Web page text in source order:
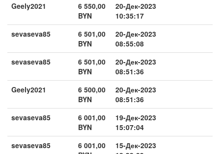
Geely2021
6 550,00
BYN
20-Дек-2023
10:35:17
sevaseva85
6 501,00
BYN
20-Дек-2023
08:55:08
sevaseva85
6 501,00
BYN
20-Дек-2023
08:51:36
Geely2021
6 500,00
BYN
20-Дек-2023
08:51:36
sevaseva85
6 001,00
BYN
19-Дек-2023
15:07:04
sevaseva85
6 001,00
15-Дек-2023